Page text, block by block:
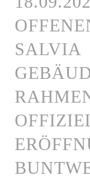
SALVIA